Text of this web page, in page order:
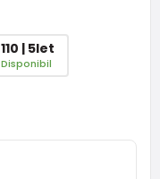
110 | 5let
Disponibil